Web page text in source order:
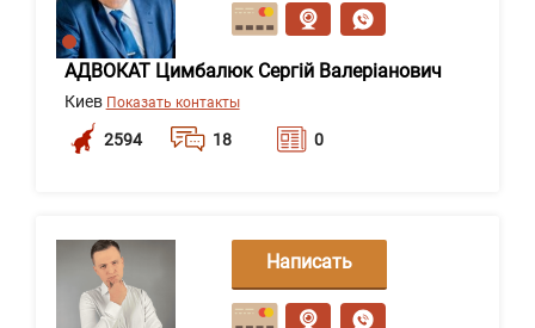
АДВОКАТ Цимбалюк Сергій Валеріанович
Киев Показать контакты
2594 18 0
сообщение
Написать
сообщение